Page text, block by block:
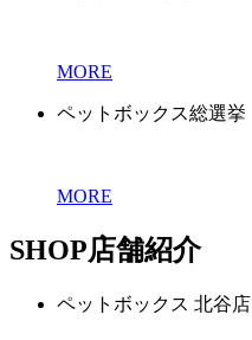
MORE
ペットボックス総選挙
MORE
SHOP店舗紹介
ペットボックス 北谷店